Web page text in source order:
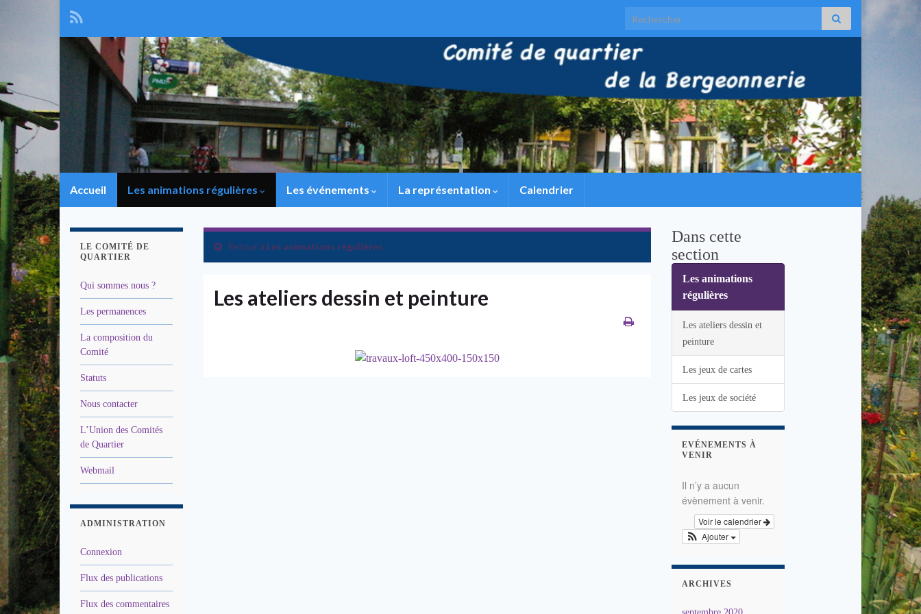
Search for:
Accueil Les animations régulières Les événements La représentation Calendrier
Retour à Les animations régulières
Les ateliers dessin et peinture
LE COMITÉ DE
QUARTIER
Qui sommes nous ?
Les permanences
La composition du
Comité
Statuts
Nous contacter
L’Union des Comités
de Quartier
Webmail
ADMINISTRATION
Connexion
Flux des publications
Flux des commentaires
Dans cette
section
Les animations
régulières
Les ateliers dessin et
peinture
Les jeux de cartes
Les jeux de société
EVÉNEMENTS À
VENIR
Il n’y a aucun
évènement à venir.
Voir le calendrier
Ajouter
ARCHIVES